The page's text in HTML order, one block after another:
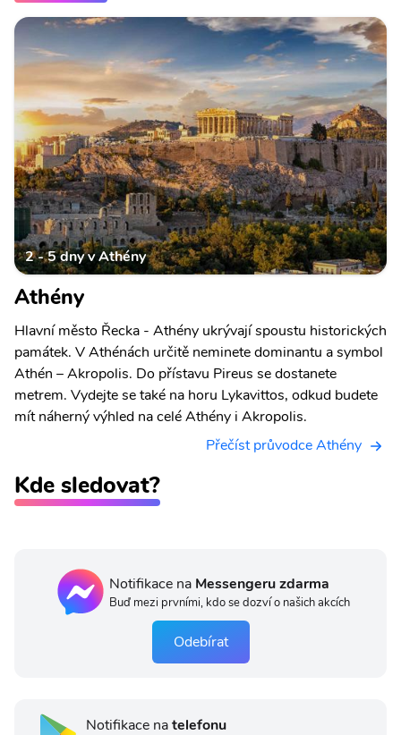
2 - 5 dny v Athény
Athény
Hlavní město Řecka - Athény ukrývají spoustu historických
památek. V Athénách určitě neminete dominantu a symbol
Athén – Akropolis. Do přístavu Pireus se dostanete
metrem. Vydejte se také na horu Lykavittos, odkud budete
mít náherný výhled na celé Athény i Akropolis.
Přečíst průvodce Athény
Kde sledovat?
Notifikace na Messengeru zdarma
Buď mezi prvními, kdo se dozví o našich akcích
Odebírat
Notifikace natelefonu